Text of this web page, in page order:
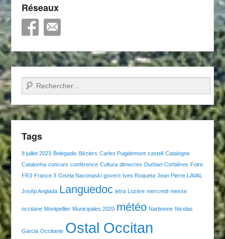
Réseaux
Recherche
Tags
8 juillet 2023 Bolegadis Béziers Carles Puigdemont castell Catalogne
Catalonha concurs conférence Cultura dimecres Durban-Corbières Foire
FR3 France 3 Gisela Naconaski govern Ives Roqueta Jean Pierre LAVAL
Josèp Anglada Languedoc letra Lozère mercredi messe
occitane Montpellier Municipales 2020 météo Narbonne Nicolas
Garcia Occitanie Ostal Occitan